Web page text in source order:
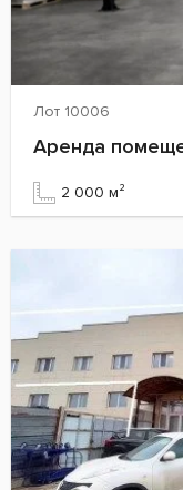
Лот 10006
Аренда
2 000 м²